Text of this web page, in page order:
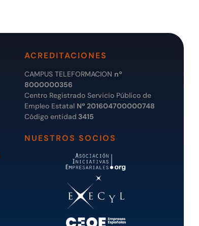
ACREDITACIONES
CAMPUS TELEFORMACION nº
8000000356
Centro Registrado Servicio Público de
Empleo Estatal Nº 201604700000748
Código entidad 3415
NUESTROS SOCIOS